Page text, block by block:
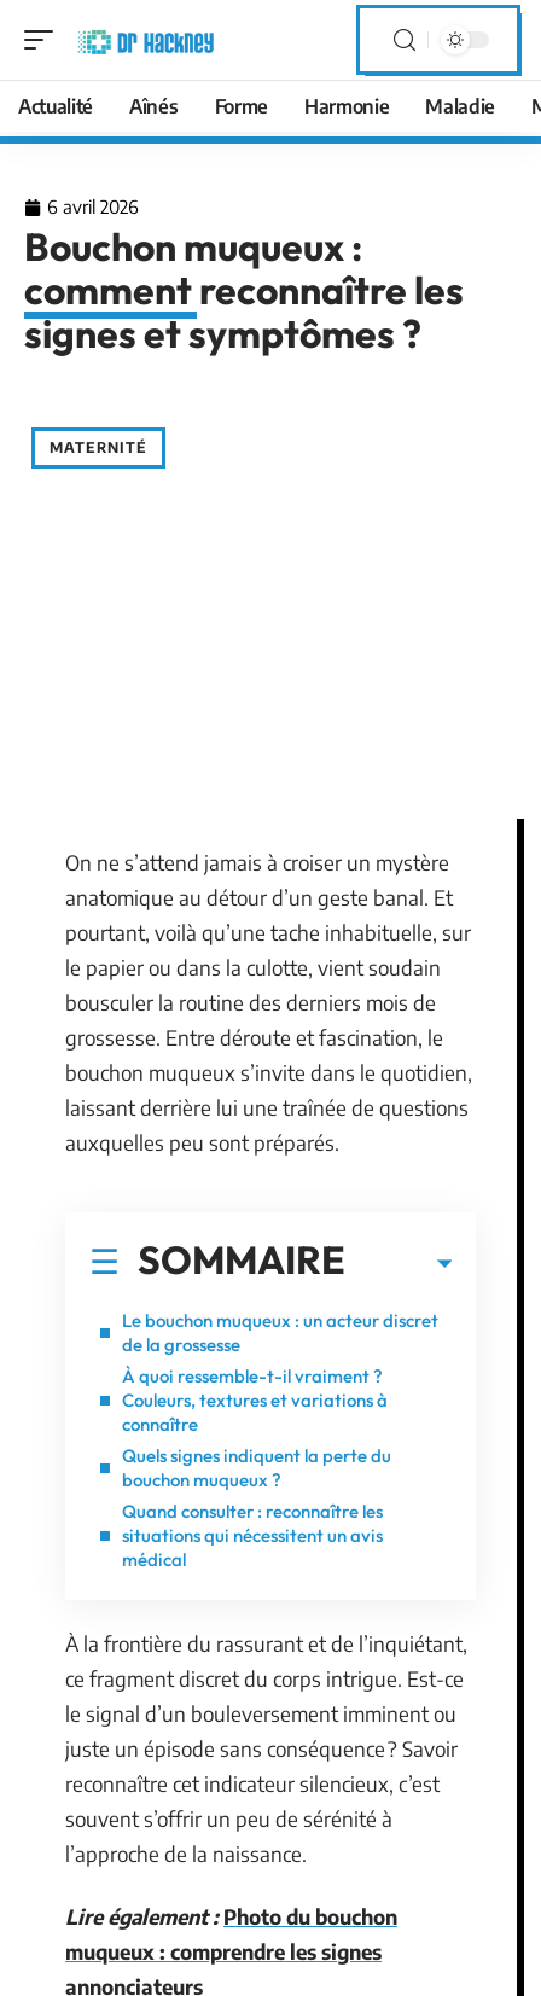
Actualité Aînés Forme Harmonie Maladie
6 avril 2026
Bouchon muqueux :
comment reconnaître les
signes et symptômes ?
MATERNITÉ
On ne s’attend jamais à croiser un mystère
anatomique au détour d’un geste banal. Et
pourtant, voilà qu’une tache inhabituelle, sur
le papier ou dans la culotte, vient soudain
bousculer la routine des derniers mois de
grossesse. Entre déroute et fascination, le
bouchon muqueux s’invite dans le quotidien,
laissant derrière lui une traînée de questions
auxquelles peu sont préparés.
SOMMAIRE
Le bouchon muqueux : un acteur discret
de la grossesse
À quoi ressemble-t-il vraiment ?
Couleurs, textures et variations à
connaître
Quels signes indiquent la perte du
bouchon muqueux ?
Quand consulter : reconnaître les
situations qui nécessitent un avis
médical
À la frontière du rassurant et de l’inquiétant,
ce fragment discret du corps intrigue. Est-ce
le signal d’un bouleversement imminent ou
juste un épisode sans conséquence ? Savoir
reconnaître cet indicateur silencieux, c’est
souvent s’offrir un peu de sérénité à
l’approche de la naissance.
Lire également : Photo du bouchon
muqueux : comprendre les signes
annonciateurs